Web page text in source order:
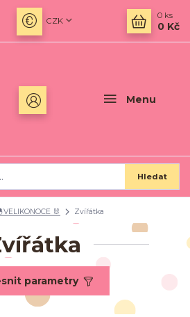
Menu
CZK
Hledat
0 ks
0 Kč
🐰 Zvířátka
parametry